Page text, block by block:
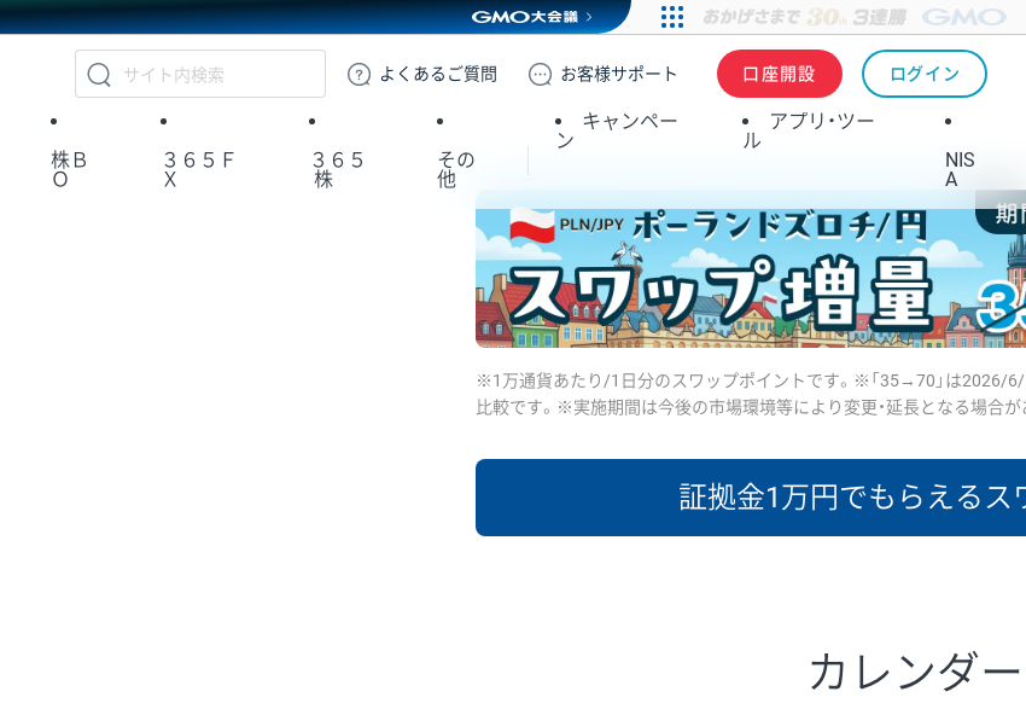
GMOクリック証券
よくある ご質問 お客様サポート 口座開設 ログイン
株Ｂ
Ｏ
３６５Ｆ
Ｘ
３６５
株
その
他
キャンペー
ン
アプリ・ツー
ル
NIS
A
※1万通貨あたり/1日分のスワップポイントです。※「35→70」は2026/6/
比較です。※実施期間は今後の市場環境等により変更・延長となる場合が
証拠金1万円でもらえるス
あたりの
カレンダー